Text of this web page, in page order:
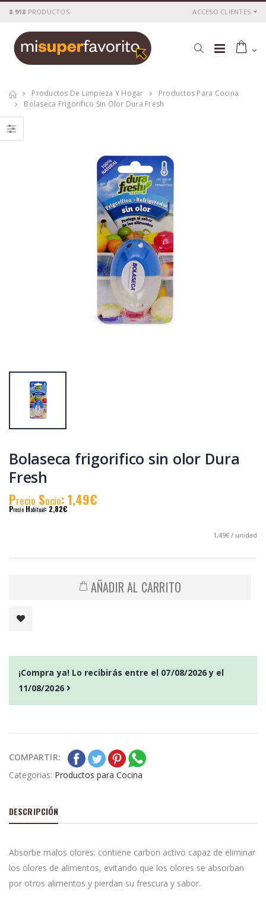
8.918 PRODUCTOS ACCESO CLIENTES
Productos De Limpieza Y Hogar
Productos Para Cocina
Bolaseca Frigorifico Sin Olor Dura Fresh
Bolaseca frigorifico sin olor Dura
Fresh
Precio Socio: 1,49€
Precio Habitual: 2,82€
1,49€ / unidad
AÑADIR AL CARRITO
¡Compra ya! Lo recibirás entre el 07/08/2026y el
11/08/2026
COMPARTIR:
Categorias: Productos para Cocina
DESCRIPCIÓN
Absorbe malos olores: contiene carbon activo capaz de eliminar
los olores de alimentos, evitando que los olores se absorban
por otros alimentos y pierdan su frescura y sabor.
deshumificador +
Wanadry recambio
Deshumificador
Wanadry
deshumificador +
recambio 450gr
Precio
Precio
Wanadry recambio
deshumidificador
450gr
Precio
P